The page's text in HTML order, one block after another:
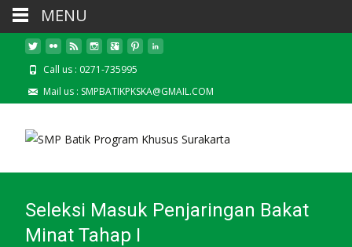
Call us : 0271-735995
Mail us : SMPBATIKPKSKA@GMAIL.COM
Seleksi Masuk Penjaringan Bakat
Minat Tahap I
MENU